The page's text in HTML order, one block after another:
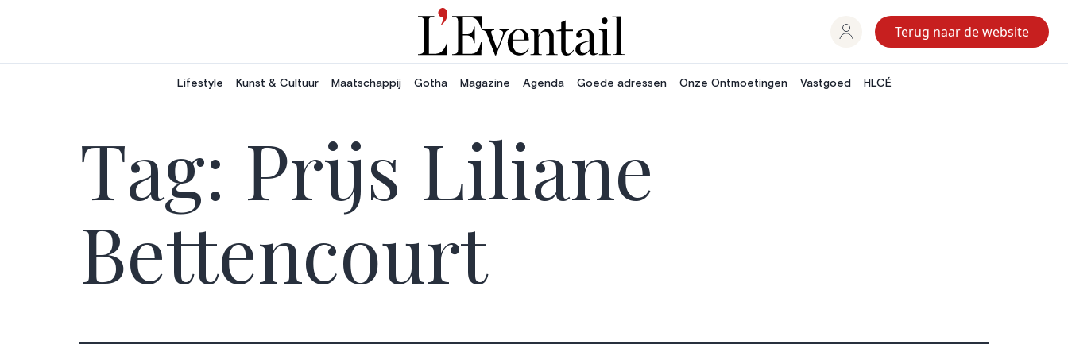
inhoud
Terug naar de website
Lifestyle Kunst & Cultuur Maatschappij Gotha Magazine Agenda Goede adressen Onze Ontmoetingen Vastgoed HLCÉ
Tag: Prijs Liliane
Bettencourt